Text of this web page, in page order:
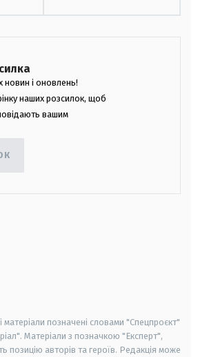
новин і оновлень!
наших розсилок, щоб
вашим
матеріали позначені словами "Спецпроєкт"
Матеріали з позначкою "Експерт",
позицію авторів та героїв. Редакція може